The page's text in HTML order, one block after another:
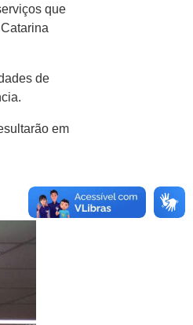
que
de
em